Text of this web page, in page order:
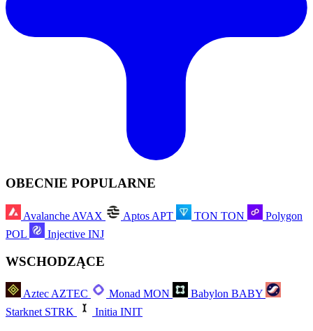
OBECNIE POPULARNE
Avalanche AVAX Aptos APT TON TON
Polygon
POL
Injective INJ
WSCHODZĄCE
AztecAZTEC Monad MON Babylon BABY
Starknet STRK Initia INIT